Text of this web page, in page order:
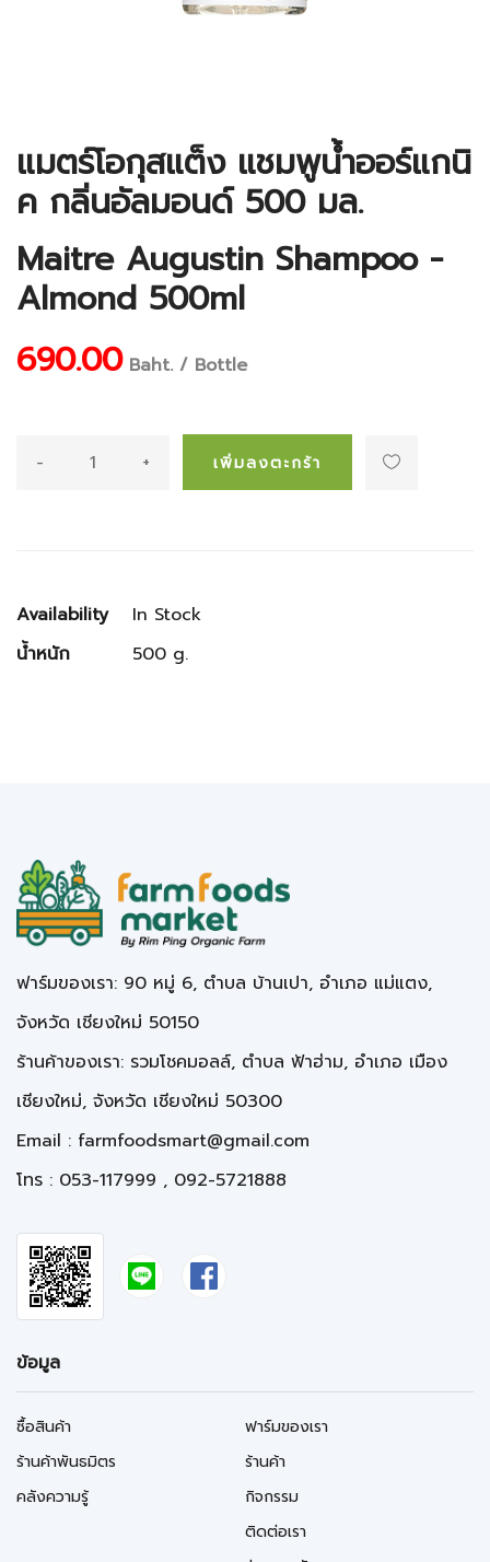
แมตร์โอกุสแต็ง แชมพูน้ำออร์แกนิ
ค กลิ่นอัลมอนด์ 500 มล.
Maitre Augustin Shampoo -
Almond 500ml
690.00Baht. / Bottle
- + เพิ่มลงตะกร้า
Availability
In Stock
น้ำหนัก
500 g.
ฟาร์มของเรา: 90 หมู่ 6, ตำบล บ้านเปา, อำเภอ แม่แตง,
จังหวัด เชียงใหม่ 50150
ร้านค้าของเรา: รวมโชคมอลล์, ตำบล ฟ้าฮ่าม, อำเภอ เมือง
เชียงใหม่, จังหวัด เชียงใหม่ 50300
Email : farmfoodsmart@gmail.com
โทร : 053-117999 , 092-5721888
ข้อมูล
ซื้อสินค้า
ร้านค้าพันธมิตร
คลังความรู้
ฟาร์มของเรา
ร้านค้า
กิจกรรม
ติดต่อเรา